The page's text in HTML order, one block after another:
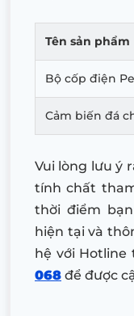
Tên sản phẩm
Bộ cốp điện
Cảm biến đá
Vui lòng lưu ý
tính chất
thời điểm
hiện tại và
hệ với Hotline
068 để được